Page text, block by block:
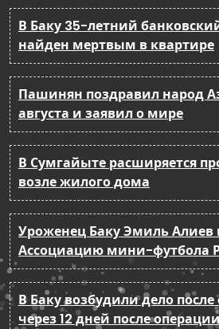
В Баку 35-летний
найден мертвым в квартире
Пашинян поздравил народ
августа и заявил о мире
В Сумгайыте расширяется
возле жилого дома
Уроженец Баку Эмиль Алиев
Ассоциацию мини-футбола
В Баку возбудили дело
через 12 дней после